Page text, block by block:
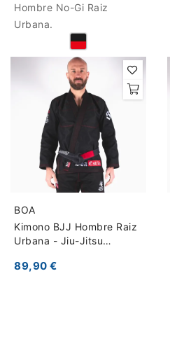
Hombre No-Gi Raiz
Urbana.
BOA
Kimono BJJ Hombre Raiz
Urbana - Jiu-Jitsu
89,90 €